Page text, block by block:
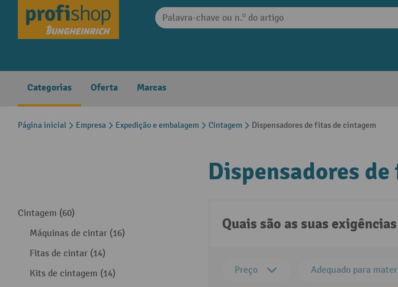
Saltar para a navegação principal
Categorias Oferta Marcas
Página inicial Empresa Expedição e embalagem Cintagem Dispensadores de fitas de cintagem
Cintagem (60)
Máquinas de cintar (16)
Fitas de cintar (14)
Kits de cintagem (14)
Dispensadores
Quais são as suas
Preço Adequado para